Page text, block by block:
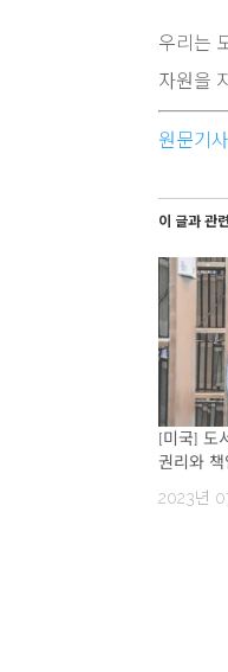
우리는
자원을
원문기
이 글과 관
[미국] 도
권리와 책
2023년